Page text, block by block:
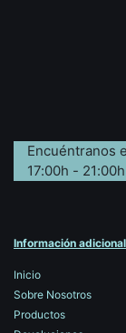
Encuéntranos
17:00h - 21:00h
Información adicional
Inicio
Sobre Nosotros
Productos